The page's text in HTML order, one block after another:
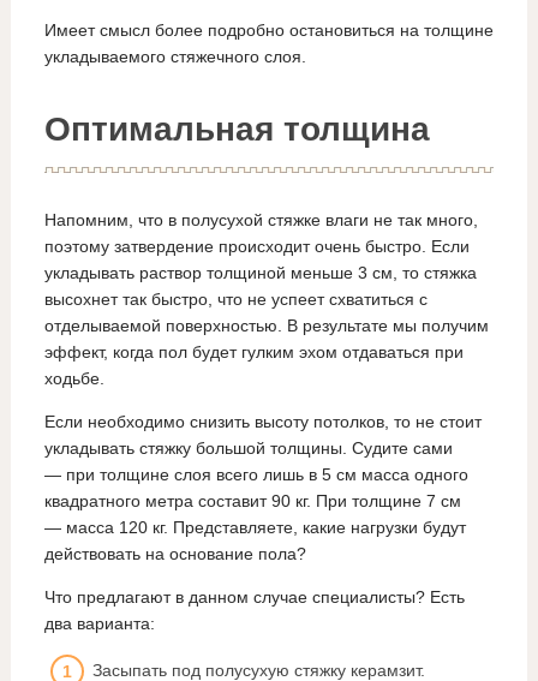
Имеет смысл более подробно остановиться на толщине
укладываемого стяжечного слоя.
Оптимальная толщина
Напомним, что в полусухой стяжке влаги не так много,
поэтому затвердение происходит очень быстро. Если
укладывать раствор толщиной меньше 3 см, то стяжка
высохнет так быстро, что не успеет схватиться с
отделываемой поверхностью. В результате мы получим
эффект, когда пол будет гулким эхом отдаваться при
ходьбе.
Если необходимо снизить высоту потолков, то не стоит
укладывать стяжку большой толщины. Судите сами
— при толщине слоя всего лишь в 5 см масса одного
квадратного метра составит 90 кг. При толщине 7 см
— масса 120 кг. Представляете, какие нагрузки будут
действовать на основание пола?
Что предлагают в данном случае специалисты? Есть
два варианта:
Засыпать под полусухую стяжку керамзит.